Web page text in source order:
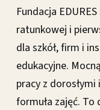
Fundacja
ratunkowej i
dla szkół, firm i
edukacyjne.
pracy z
formuła zajęć. To